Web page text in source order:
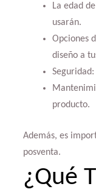
La edad
usarán.
Opciones
diseño a
producto.
Además, es
posventa.
¿Qué